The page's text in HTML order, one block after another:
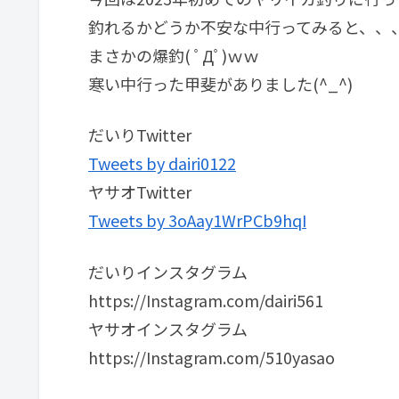
釣れるかどうか不安な中行ってみると、、
まさかの爆釣( ﾟДﾟ)ｗｗ
寒い中行った甲斐がありました(^_^)
だいりTwitter
Tweets by dairi0122
ヤサオTwitter
Tweets by 3oAay1WrPCb9hqI
だいりインスタグラム
https://Instagram.com/dairi561
ヤサオインスタグラム
https://Instagram.com/510yasao